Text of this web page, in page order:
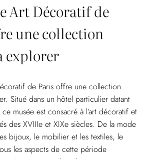
Art Décoratif de
une collection
explorer
de Paris offre une collection
Situé dans un hôtel particulier datant
musée est consacré à l’art décoratif et
des XVIIIe et XIXe siècles. De la mode
bijoux, le mobilier et les textiles, le
les aspects de cette période